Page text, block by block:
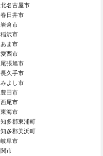
北名古屋市
春日井市
岩倉市
稲沢市
あま市
愛西市
尾張旭市
長久手市
みよし市
豊田市
西尾市
東海市
知多郡東浦町
知多郡美浜町
岐阜市
関市